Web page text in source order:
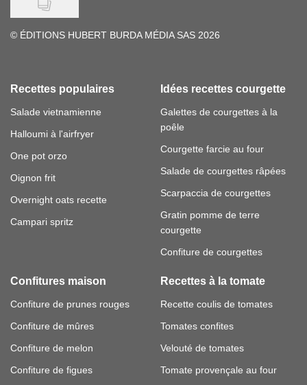
© ÉDITIONS HUBERT BURDA MÉDIA SAS 2026
Recettes populaires
Salade vietnamienne
Halloumi à l'airfryer
One pot orzo
Oignon frit
Overnight oats recette
Campari spritz
Idées recettes courgette
Galettes de courgettes à la
poêle
Courgette farcie au four
Salade de courgettes râpées
Scarpaccia de courgettes
Gratin pomme de terre
courgette
Confiture de courgettes
Confitures maison
Confiture de prunes rouges
Confiture de mûres
Confiture de melon
Confiture de figues
Recettes à la tomate
Recette coulis de tomates
Tomates confites
Velouté de tomates
Tomate provençale au four